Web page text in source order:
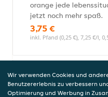
orange jede
jetzt noch mehr spaß.
3,75 €
inkl. Pfand (0,25 €), 7,25 €/l,
Mezzo mix 0,33l
Mixt euch eine gute
Wir verwenden Cookies und
Benutzererlebnis zu verbessern
Optimierung und Werbung in